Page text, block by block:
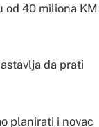
od 40 miliona KM
da prati
planirati i novac